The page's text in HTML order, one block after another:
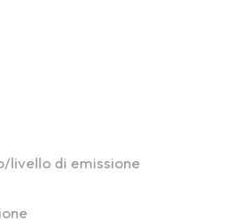
livello di emissione